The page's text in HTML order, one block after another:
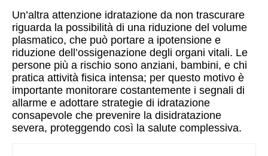
Un’altra attenzione idratazione da non trascurare
riguarda la possibilità di una riduzione del volume
plasmatico, che può portare a ipotensione e
riduzione dell’ossigenazione degli organi vitali. Le
persone più a rischio sono anziani, bambini, e chi
pratica attività fisica intensa; per questo motivo è
importante monitorare costantemente i segnali di
allarme e adottare strategie di idratazione
consapevole che prevenire la disidratazione
severa, proteggendo così la salute complessiva.